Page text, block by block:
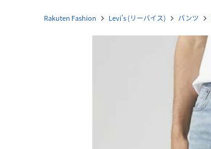
Rakuten Fashion navigate_next Levi's (リーバイス) navigate_next パンツ navigate_next